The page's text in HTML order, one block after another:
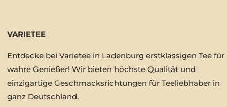
VARIETEE
Entdecke bei Varietee in Ladenburg erstklassigen Tee für
wahre Genießer! Wir bieten höchste Qualität und
einzigartige Geschmacksrichtungen für Teeliebhaber in
ganz Deutschland.